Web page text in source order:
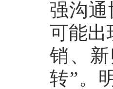
强沟
可能出
销、
转”。